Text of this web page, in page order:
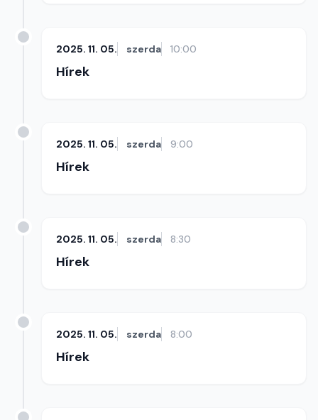
2025. 11. 05. szerda 10:00
Hírek
2025. 11. 05. szerda 9:00
Hírek
2025. 11. 05. szerda 8:30
Hírek
2025. 11. 05. szerda 8:00
Hírek